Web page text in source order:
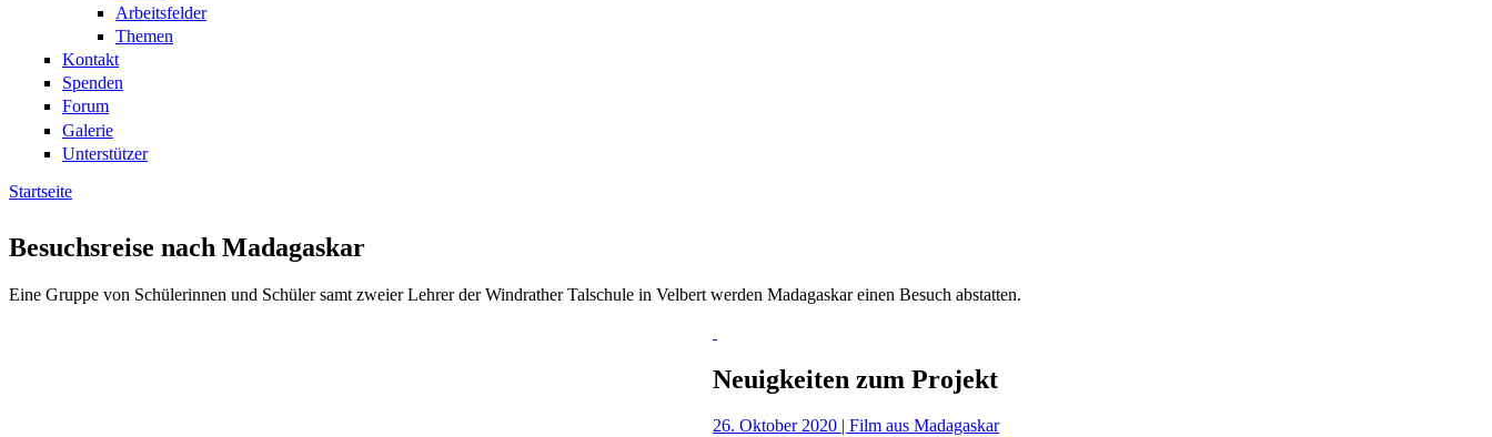
Arbeitsfelder
Themen
Kontakt
Spenden
Forum
Galerie
Unterstützer
Startseite
Besuchsreise nach Madagaskar
Eine Gruppe von Schülerinnen und Schüler samt zweier Lehrer der Windrather Talschule in Velbert werden Madagaskar einen Besuch abstatten.
Neuigkeiten zum Projekt
26. Oktober 2020 | Film aus Madagaskar